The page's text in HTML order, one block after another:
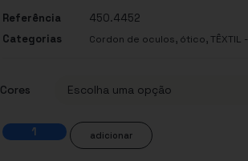
Referência
450.4452
Categorias
Cordon de oculos, ótico,TÊXTIL
Cores
adicionar